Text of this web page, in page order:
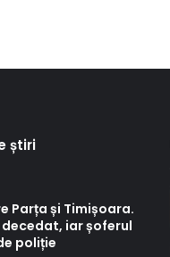
știri
Parța și Timișoara.
iar șoferul
poliție